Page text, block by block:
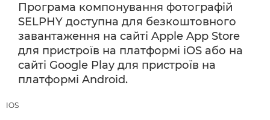
Програма компонування фотографій
SELPHY доступна для безкоштовного
завантаження на сайті Apple App Store
для пристроїв на платформі iOS або на
сайті Google Play для пристроїв на
платформі Android.
IOS